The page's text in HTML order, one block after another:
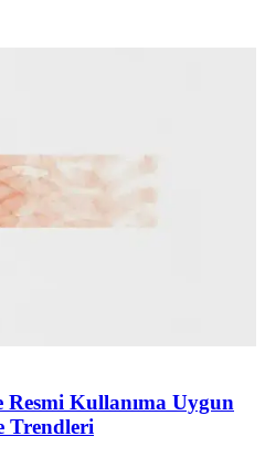
Kullanıma Uygun
Trendleri